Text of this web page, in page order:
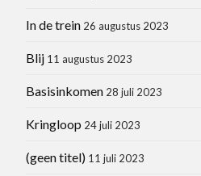
In de trein 26 augustus 2023
Blij 11 augustus 2023
Basisinkomen 28 juli 2023
Kringloop 24 juli 2023
(geen titel) 11 juli 2023